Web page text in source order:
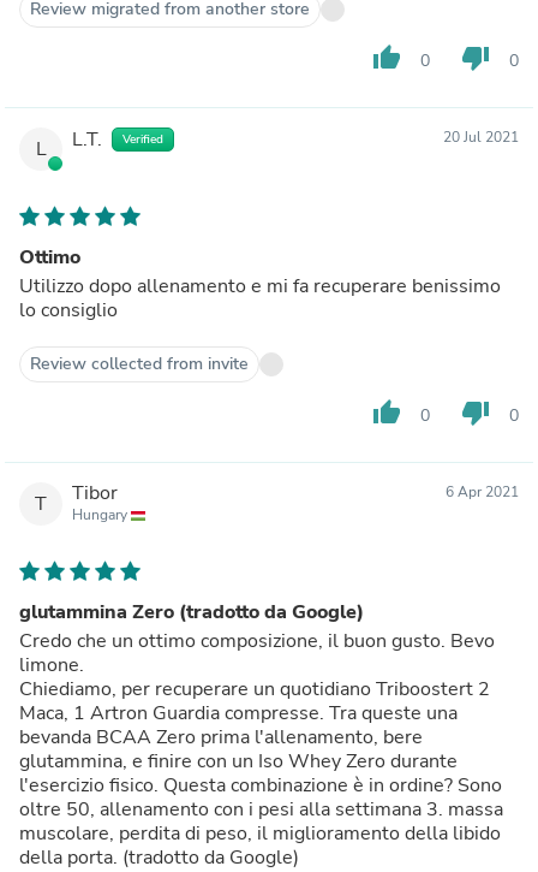
Review migrated from another store
thumb_up 0 thumb_down 0
L L.T. Verified 20 Jul 2021
Ottimo
Utilizzo dopo allenamento e mi fa recuperare benissimo
lo consiglio
Review collected from invite
thumb_up 0 thumb_down 0
T Tibor
Hungary
6 Apr 2021
glutammina Zero (tradotto da Google)
Credo che un ottimo composizione, il buon gusto. Bevo
limone.
Chiediamo, per recuperare un quotidiano Triboostert 2
Maca, 1 Artron Guardia compresse. Tra queste una
bevanda BCAA Zero prima l'allenamento, bere
glutammina, e finire con un Iso Whey Zero durante
l'esercizio fisico. Questa combinazione è in ordine? Sono
oltre 50, allenamento con i pesi alla settimana 3. massa
muscolare, perdita di peso, il miglioramento della libido
della porta. (tradotto da Google)